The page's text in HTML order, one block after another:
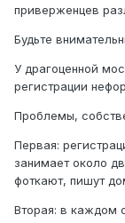
приверженцев
Будьте
У драгоценной
регистрации
Проблемы,
Первая:
занимает около
фоткают, пишут
Вторая: в каждом